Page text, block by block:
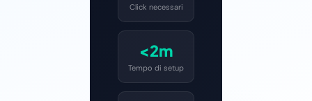
Click necessari
<2m
Tempo di setup